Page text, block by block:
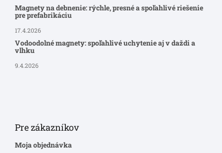
Magnety na debnenie: rýchle, presné a spoľahlivé riešenie
pre prefabrikáciu
17.4.2026
Vodoodolné magnety: spoľahlivé uchytenie aj v daždi a
vlhku
9.4.2026
Pre zákazníkov
Moja objednávka